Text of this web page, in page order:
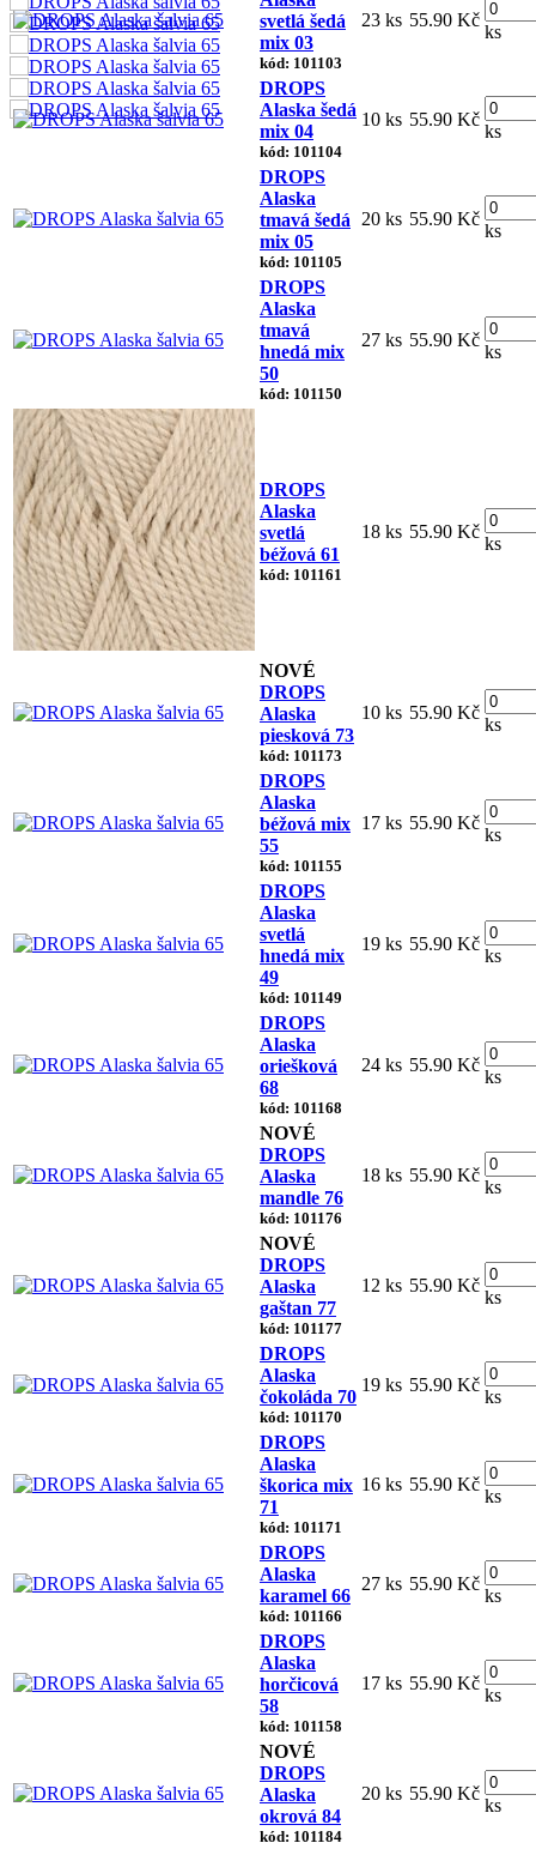
svetlá šedá
mix 03
kód: 101103
23 ks 55.90 Kč
ks
DROPS
Alaska šedá
mix 04
kód: 101104
10 ks 55.90 Kč
ks
DROPS
Alaska
tmavá šedá
mix 05
kód: 101105
20 ks 55.90 Kč
ks
DROPS
Alaska
tmavá
hnedá mix
50
kód: 101150
27 ks 55.90 Kč
ks
DROPS
Alaska
svetlá
béžová 61
kód: 101161
18 ks 55.90 Kč
ks
NOVÉ
DROPS
Alaska
piesková 73
kód: 101173
10 ks 55.90 Kč
ks
DROPS
Alaska
béžová mix
55
kód: 101155
17 ks 55.90 Kč
ks
DROPS
Alaska
svetlá
hnedá mix
49
kód: 101149
19 ks 55.90 Kč
ks
DROPS
Alaska
oriešková
68
kód: 101168
24 ks 55.90 Kč
ks
NOVÉ
DROPS
Alaska
mandle 76
kód: 101176
18 ks 55.90 Kč
ks
NOVÉ
DROPS
Alaska
gaštan 77
kód: 101177
12 ks 55.90 Kč
ks
DROPS
Alaska
čokoláda 70
kód: 101170
19 ks 55.90 Kč
ks
DROPS
Alaska
škorica mix
71
kód: 101171
16 ks 55.90 Kč
ks
DROPS
Alaska
karamel 66
kód: 101166
27 ks 55.90 Kč
ks
DROPS
Alaska
horčicová
58
kód: 101158
17 ks 55.90 Kč
ks
NOVÉ
DROPS
Alaska
okrová 84
kód: 101184
20 ks 55.90 Kč
ks